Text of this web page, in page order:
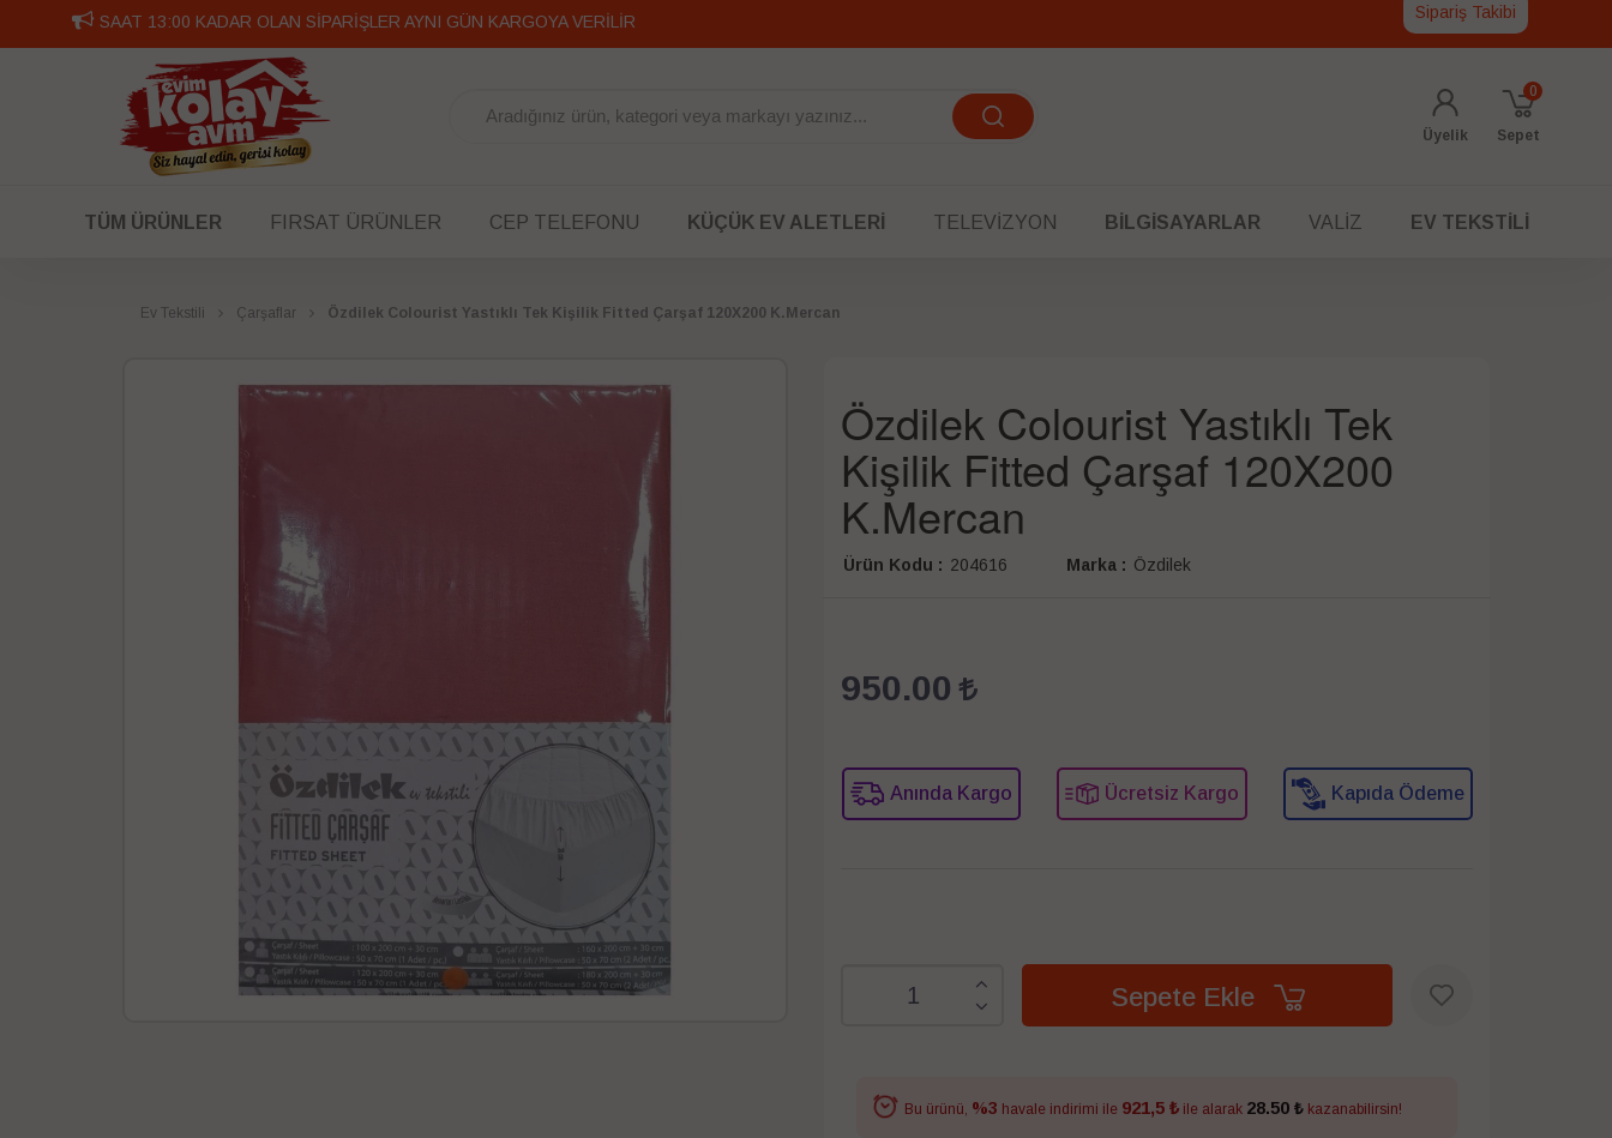
SAAT 13:00 KADAR OLAN SİPARİŞLER AYNI GÜN KARGOYA VERİLİR Sipariş Takibi
Üyelik Sepet
0
TÜM ÜRÜNLER FIRSAT ÜRÜNLER CEP TELEFONU KÜÇÜK EV ALETLERI TELEVIZYON BILGISAYARLAR VALIZ EV TEKSTILI
Ev Tekstili Çarşaflar Özdilek Colourist Yastıklı Tek Kişilik Fitted Çarşaf 120X200 K.Mercan
Özdilek Colourist Yastıklı Tek
Kişilik Fitted Çarşaf 120X200
K.Mercan
Ürün Kodu : 204616 Marka : Özdilek
950.00
Anında Kargo Ücretsiz Kargo Kapıda Ödeme
Sepete Ekle
Bu ürünü, %3 havale indirimi ile 921,5 ₺ ile alarak 28.50 ₺ kazanabilirsin!